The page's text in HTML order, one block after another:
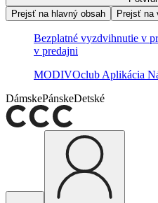
Prejsť na hlavný obsah
Prejsť na
Bezplatné vyzdvihnutie v
v predajni
MODIVOclub Aplikácia
DámskePánskeDetské